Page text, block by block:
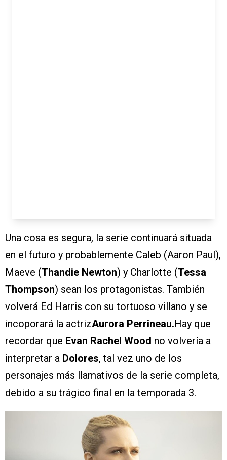
Una cosa es segura, la serie continuará situada
en el futuro y probablemente Caleb (Aaron Paul),
Maeve (Thandie Newton) y Charlotte (Tessa
Thompson) sean los protagonistas. También
volverá Ed Harris con su tortuoso villano y se
incoporará la actrizAurora Perrineau.Hay que
recordar que Evan Rachel Wood no volvería a
interpretar a Dolores, tal vez uno de los
personajes más llamativos de la serie completa,
debido a su trágico final en la temporada 3.